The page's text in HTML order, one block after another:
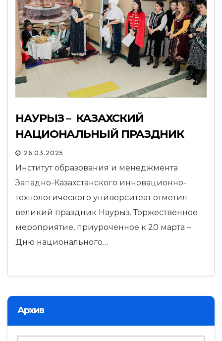
НАУРЫЗ – КАЗАХСКИЙ
НАЦИОНАЛЬНЫЙ ПРАЗДНИК
26.03.2025
Институт образования и менеджмента
Западно-Казахстанского инновационно-
технологического университеат отметил
великий праздник Наурыз. Торжественное
мероприятие, приуроченное к 20 марта –
Дню национального…
Архив